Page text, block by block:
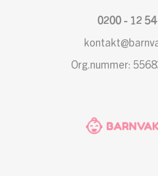
0200 - 12 54
Org.nummer: